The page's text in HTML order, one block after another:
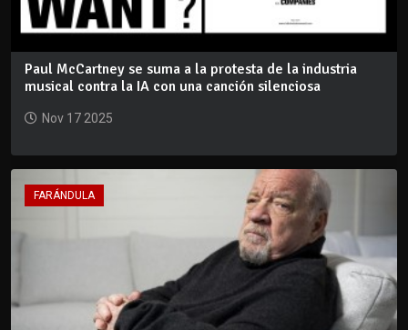
Paul McCartney se suma a la protesta de la industria
musical contra la IA con una canción silenciosa
Nov 17 2025
FARÁNDULA